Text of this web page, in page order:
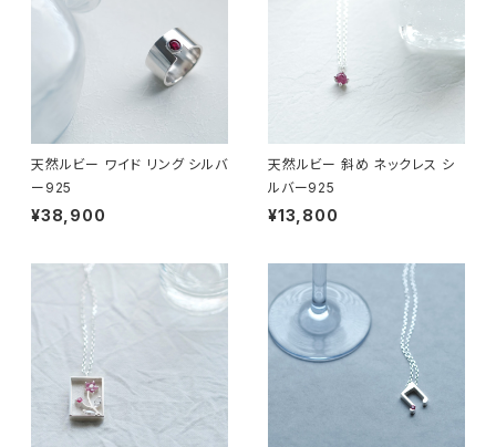
天然ルビー ワイド リング シルバ
ー925
¥38,900
天然ルビー 斜め ネックレス シ
ルバー925
¥13,800